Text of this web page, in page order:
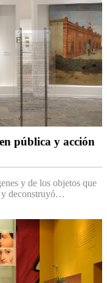
pública y acción
y de los objetos que
y deconstruyó…